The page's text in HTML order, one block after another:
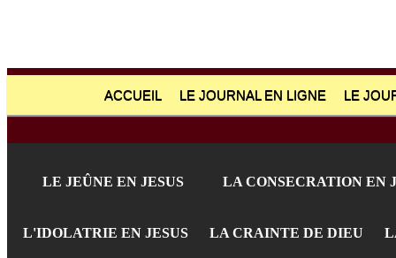
LE
LE JOURNAL EN LIGNE
ACCUEIL
LE JEÛNE EN JESUS LA CONSECRATION EN
L'IDOLATRIE EN JESUS LA CRAINTE DE DIEU